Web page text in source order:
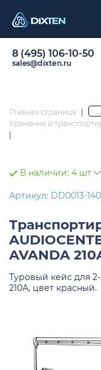
8 (495) 106-10-50
sales@dixten.ru
Главная страница | ...
Хранение и
В наличии: 4 шт
Артикул: DD0013-
AVANDA
Туровый кейс для
210A, цвет красный.